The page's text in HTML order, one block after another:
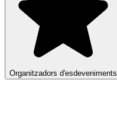
Organitzadors d'esdeveniments